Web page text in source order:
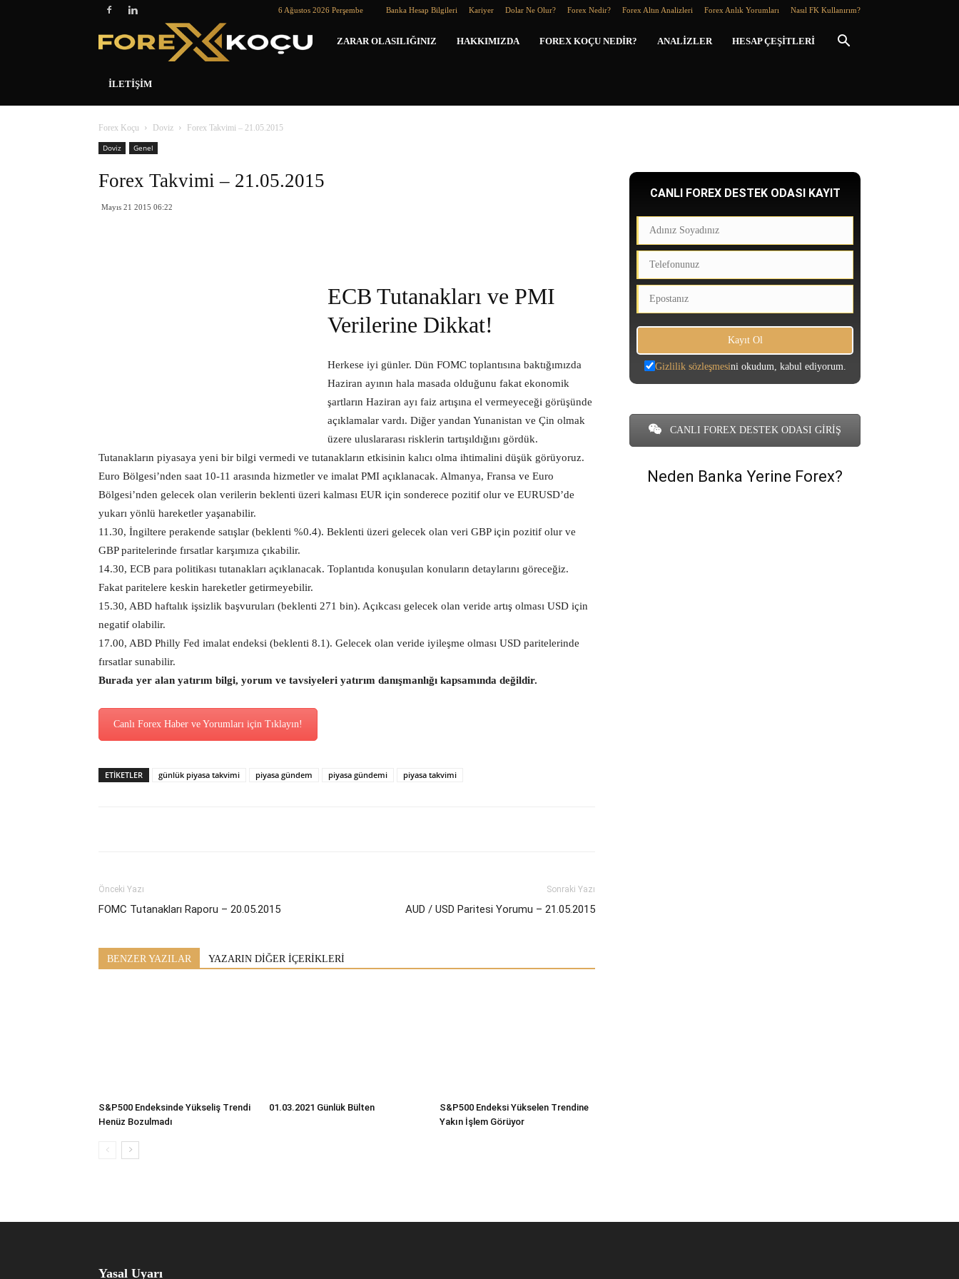
6 Ağustos 2026 Perşembe Banka Hesap Bilgileri Kariyer Dolar Ne Olur? Forex Nedir? Forex Altın Analizleri Forex Anlık Yorumları Nasıl FK Kullanırım?
Forex
ZARAR OLASILIĞINIZ HAKKIMIZDA FOREX KOÇU NEDIR? ANALIZLER HESAP ÇEŞITLERI
İLETIŞIM
Forex Koçu Doviz
Forex Takvimi – 21.05.2015
Doviz
Genel
Forex Takvimi – 21.05.2015
Mayıs 21 2015 06:22
ECB Tutanakları ve PMI
Verilerine Dikkat!
Herkese iyi günler. Dün FOMC toplantısına baktığımızda
Haziran ayının hala masada olduğunu fakat ekonomik
şartların Haziran ayı faiz artışına el vermeyeceği görüşünde
açıklamalar vardı. Diğer yandan Yunanistan ve Çin olmak
üzere uluslararası risklerin tartışıldığını gördük.
Tutanakların piyasaya yeni bir bilgi vermedi ve tutanakların etkisinin kalıcı olma ihtimalini düşük görüyoruz.
Euro Bölgesi’nden saat 10-11 arasında hizmetler ve imalat PMI açıklanacak. Almanya, Fransa ve Euro
Bölgesi’nden gelecek olan verilerin beklenti üzeri kalması EUR için sonderece pozitif olur ve EURUSD’de
yukarı yönlü hareketler yaşanabilir.
11.30, İngiltere perakende satışlar (beklenti %0.4). Beklenti üzeri gelecek olan veri GBP için pozitif olur ve
GBP paritelerinde fırsatlar karşımıza çıkabilir.
14.30, ECB para politikası tutanakları açıklanacak. Toplantıda konuşulan konuların detaylarını göreceğiz.
Fakat paritelere keskin hareketler getirmeyebilir.
15.30, ABD haftalık işsizlik başvuruları (beklenti 271 bin). Açıkcası gelecek olan veride artış olması USD için
negatif olabilir.
17.00, ABD Philly Fed imalat endeksi (beklenti 8.1). Gelecek olan veride iyileşme olması USD paritelerinde
fırsatlar sunabilir.
Burada yer alan yatırım bilgi, yorum ve tavsiyeleri yatırım danışmanlığı kapsamında değildir.
Canlı Forex Haber ve Yorumları için Tıklayın!
ETİKETLER günlük piyasa takvimi piyasa gündem piyasa gündemi piyasa takvimi
Önceki Yazı
FOMC Tutanakları Raporu – 20.05.2015
Sonraki Yazı
AUD / USD Paritesi Yorumu – 21.05.2015
BENZER YAZILAR YAZARIN DİĞER İÇERİKLERİ
S&P500 Endeksinde Yükseliş Trendi
Henüz Bozulmadı
01.03.2021 Günlük Bülten
S&P500 Endeksi Yükselen Trendine
Yakın İşlem Görüyor
CANLI FOREX DESTEK ODASI KAYIT
Gizlilik sözleşmesini okudum, kabul ediyorum.
CANLI FOREX DESTEK ODASI GİRİŞ
Neden Banka Yerine Forex?
Yasal Uyarı